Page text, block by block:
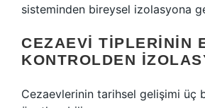
sisteminden bireysel izolasyona
CEZAEVI TIPLERININ
KONTROLDEN
Cezaevlerinin tarihsel gelişimi üç